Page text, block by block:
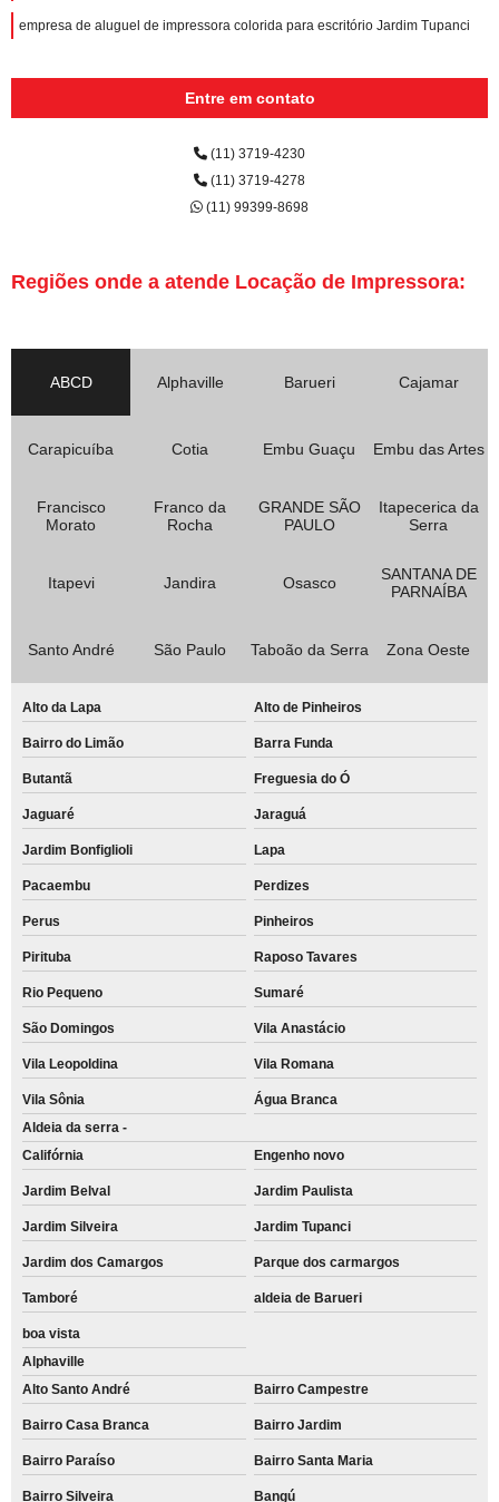
empresa de aluguel de impressora colorida para escritório Jardim Tupanci
Entre em contato
(11) 3719-4230
(11) 3719-4278
(11) 99399-8698
Regiões onde a atende Locação de Impressora:
ABCD Alphaville Barueri Cajamar
Carapicuíba Cotia Embu Guaçu Embu das Artes
Francisco
Morato
Franco da
Rocha
GRANDE SÃO
PAULO
Itapecerica da
Serra
Itapevi Jandira Osasco
SANTANA DE
PARNAÍBA
Santo André São Paulo Taboão da Serra Zona Oeste
Alto da Lapa Alto de Pinheiros
Bairro do Limão Barra Funda
Butantã Freguesia do Ó
Jaguaré Jaraguá
Jardim Bonfiglioli Lapa
Pacaembu Perdizes
Perus Pinheiros
Pirituba Raposo Tavares
Rio Pequeno Sumaré
São Domingos Vila Anastácio
Vila Leopoldina Vila Romana
Vila Sônia
Água Branca
Aldeia da serra -
Califórnia
Engenho novo
Jardim Belval Jardim Paulista
Jardim Silveira Jardim Tupanci
Jardim dos Camargos Parque dos carmargos
Tamboré aldeia de Barueri
boa vista
Alphaville
Alto Santo André
Bairro Campestre
Bairro Casa Branca Bairro Jardim
Bairro Paraíso Bairro Santa Maria
Bairro Silveira Bangú